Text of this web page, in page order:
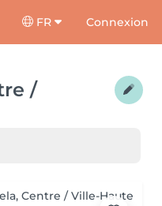
FR Connexion
/